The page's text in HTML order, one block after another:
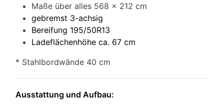
Maße über alles 568 x 212 cm
gebremst 3-achsig
Bereifung 195/50R13
Ladeflächenhöhe ca. 67 cm
* Stahlbordwände 40 cm
Ausstattung und Aufbau: